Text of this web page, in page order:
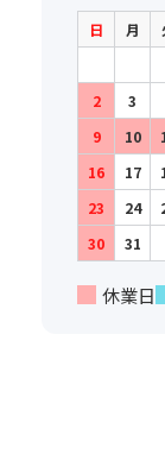
日 月
2 3
9
10
16
17
23
24
30
31
休業日